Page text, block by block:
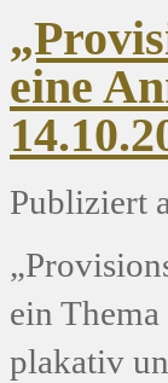
eine
Publiziert
ein
plakativ